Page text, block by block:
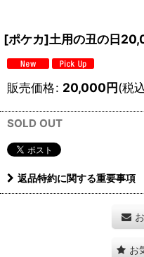
[ポケカ]土用の丑の日
販売価格: 20,000円(税
SOLD OUT
返品特約に関する重要事項
お